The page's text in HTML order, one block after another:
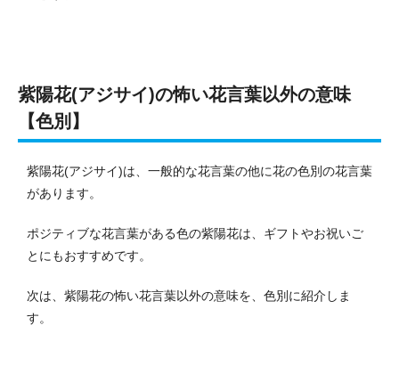
紫陽花(アジサイ)の怖い花言葉以外の意味
【色別】
紫陽花(アジサイ)は、一般的な花言葉の他に花の色別の花言葉
があります。
ポジティブな花言葉がある色の紫陽花は、ギフトやお祝いご
とにもおすすめです。
次は、紫陽花の怖い花言葉以外の意味を、色別に紹介しま
す。